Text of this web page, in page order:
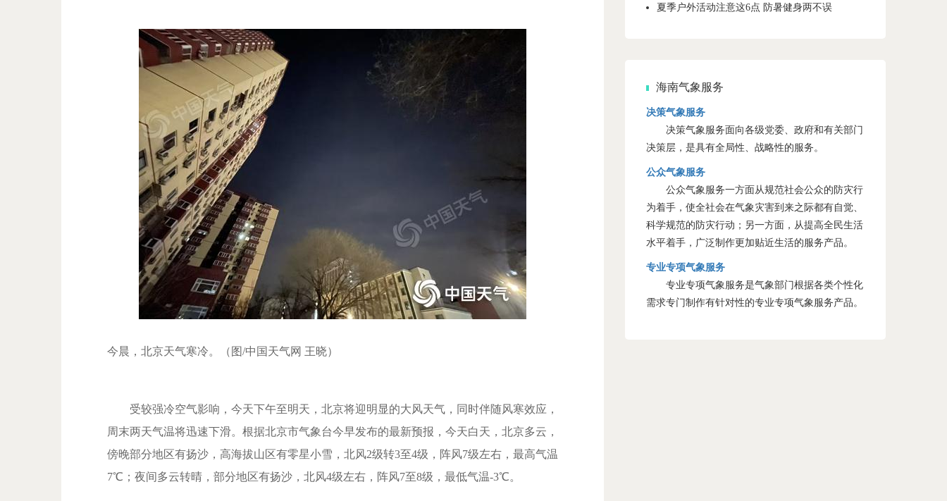
今晨，北京天气寒冷。（图/中国天气网 王晓）
受较强冷空气影响，今天下午至明天，北京将迎明显的大风天气，同时伴随风寒效应，
周末两天气温将迅速下滑。根据北京市气象台今早发布的最新预报，今天白天，北京多云，
傍晚部分地区有扬沙，高海拔山区有零星小雪，北风2级转3至4级，阵风7级左右，最高气温
7℃；夜间多云转晴 ，部分地区有扬沙，北风4级左右，阵风7至8级，最低气温-3℃。
夏季户外活动注意这6点 防暑健身两不误
海南气象服务
决策气象服务
决策气象服务面向各级党委、政府和有关部门
决策层，是具有全局性、战略性的服务。
公众气象服务
公众气象服务一方面从规范社会公众的防灾行
为着手，使全社会在气象灾害到来之际都有自觉、
科学规范的防灾行动；另一方面，从提高全民生活
水平着手，广泛制作更加贴近生活的服务产品。
专业专项气象服务
专业专项气象服务是气象部门根据各类个性化
需求专门制作有针对性的专业专项气象服务产品。